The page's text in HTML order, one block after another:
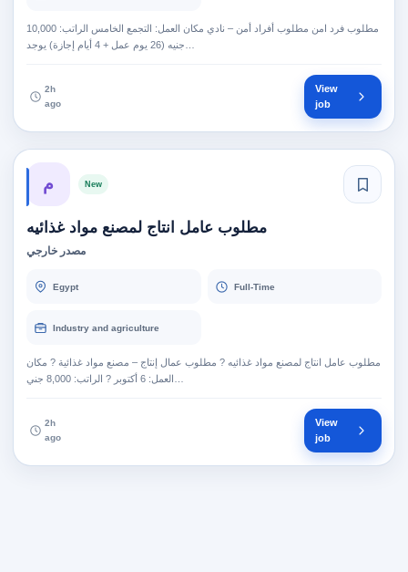
مطلوب فرد امن مطلوب أفراد أمن – نادي مكان العمل: التجمع الخامس الراتب: 10,000
2h
ago
View
job
م New
مطلوب عامل انتاج لمصنع مواد غذائيه
مصدر خارجي
Egypt Full-Time
Industry and agriculture
مطلوب عامل انتاج لمصنع مواد غذائيه ? مطلوب عمال إنتاج – مصنع مواد غذائية ? مكان
2h
ago
View
job